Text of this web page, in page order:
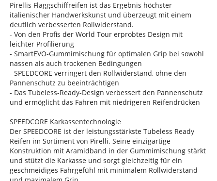
Pirellis Flaggschiffreifen ist das Ergebnis höchster
italienischer Handwerkskunst und überzeugt mit einem
deutlich verbesserten Rollwiderstand.
- Von den Profis der World Tour erprobtes Design mit
leichter Profilierung
- SmartEVO-Gummimischung für optimalen Grip bei sowohl
nassen als auch trockenen Bedingungen
- SPEEDCORE verringert den Rollwiderstand, ohne den
Pannenschutz zu beeinträchtigen
- Das Tubeless-Ready-Design verbessert den Pannenschutz
und ermöglicht das Fahren mit niedrigeren Reifendrücken
SPEEDCORE Karkassentechnologie
Der SPEEDCORE ist der leistungsstärkste Tubeless Ready
Reifen im Sortiment von Pirelli. Seine einzigartige
Konstruktion mit Aramidband in der Gummimischung stärkt
und stützt die Karkasse und sorgt gleichzeitig für ein
geschmeidiges Fahrgefühl mit minimalem Rollwiderstand